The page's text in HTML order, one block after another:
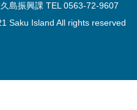
島振興課 TEL 0563-72-9607
Saku Island All rights reserved